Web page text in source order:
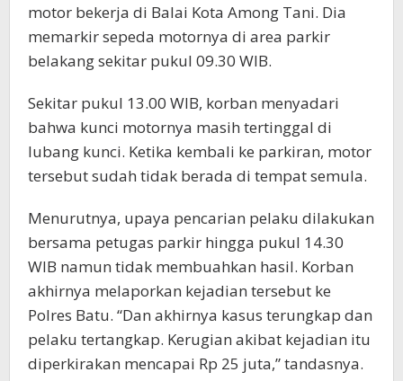
motor bekerja di Balai Kota Among Tani. Dia
memarkir sepeda motornya di area parkir
belakang sekitar pukul 09.30 WIB.
Sekitar pukul 13.00 WIB, korban menyadari
bahwa kunci motornya masih tertinggal di
lubang kunci. Ketika kembali ke parkiran, motor
tersebut sudah tidak berada di tempat semula.
Menurutnya, upaya pencarian pelaku dilakukan
bersama petugas parkir hingga pukul 14.30
WIB namun tidak membuahkan hasil. Korban
akhirnya melaporkan kejadian tersebut ke
Polres Batu. “Dan akhirnya kasus terungkap dan
pelaku tertangkap. Kerugian akibat kejadian itu
diperkirakan mencapai Rp 25 juta,” tandasnya.